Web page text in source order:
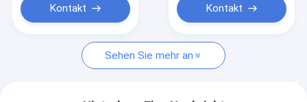
Fälle
Plaudern Sie Jetzt
Kontakt Kontakt
Sehen Sie mehr an